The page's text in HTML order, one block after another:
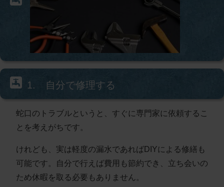
1. 自分で修理する
蛇口のトラブルというと、すぐに専門家に依頼するこ
とを考えがちです。
けれども、実は軽度の漏水であればDIYによる修繕も
可能です。自分で行えば費用も節約でき、立ち会いの
ため休暇を取る必要もありません。